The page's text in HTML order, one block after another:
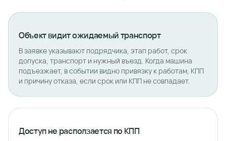
Объект видит ожидаемый транспорт
В заявке указывают подрядчика, этап работ, срок
допуска, транспорт и нужный въезд. Когда машина
подъезжает, в событии видно привязку к работам, КПП
и причину отказа, если срок или КПП не совпадает.
Доступ не расползается по КПП